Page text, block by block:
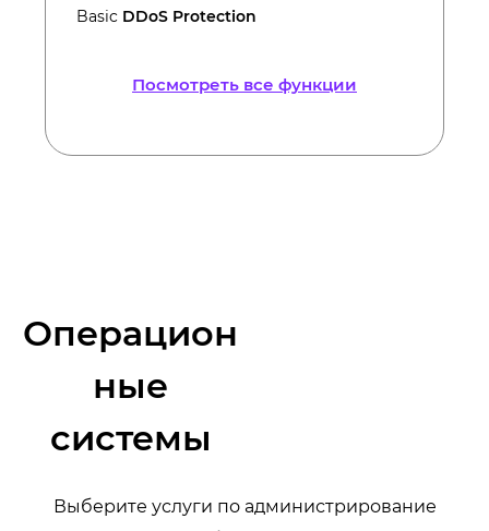
Basic DDoS Protection
Посмотреть все функции
Операцион
ные
системы
Выберите услуги по администрирование